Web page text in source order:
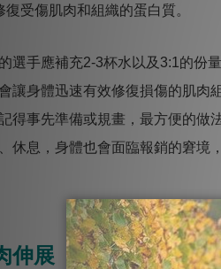
復受傷肌肉和組織的蛋白質。
選手應補充2-3杯水以及3:1的份
讓身體迅速有效修復損傷的肌肉
得事先準備或規畫，最方便的做
休息，身體也會面臨報銷的窘境
伸展